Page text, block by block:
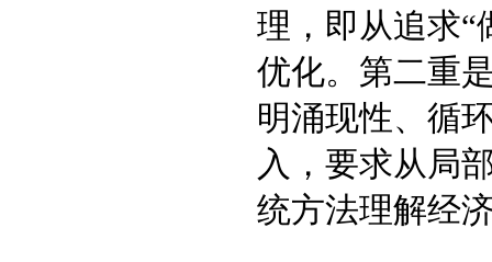
理，即从追求“
优化。第二重
明涌现性、循
入，要求从局
统方法理解经